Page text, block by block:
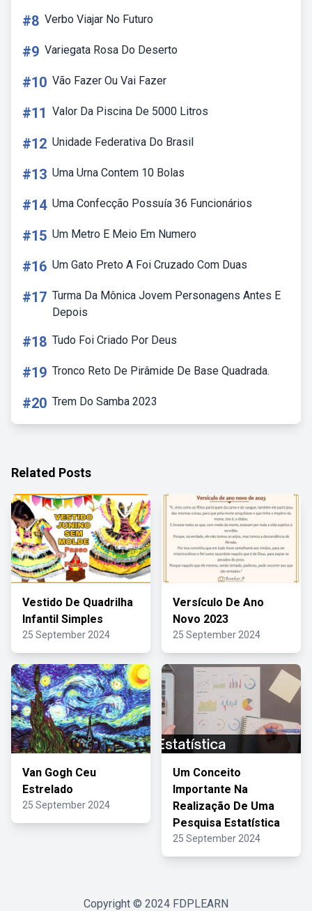
#8 Verbo Viajar No Futuro
#9 Variegata Rosa Do Deserto
#10 Vão Fazer Ou Vai Fazer
#11 Valor Da Piscina De 5000 Litros
#12 Unidade Federativa Do Brasil
#13 Uma Urna Contem 10 Bolas
#14 Uma Confecção Possuía 36 Funcionários
#15 Um Metro E Meio Em Numero
#16 Um Gato Preto A Foi Cruzado Com Duas
#17 Turma Da Mônica Jovem Personagens Antes E
Depois
#18 Tudo Foi Criado Por Deus
#19 Tronco Reto De Pirâmide De Base Quadrada.
#20 Trem Do Samba 2023
Related Posts
Vestido De Quadrilha
Infantil Simples
25 September 2024
Versículo De Ano
Novo 2023
25 September 2024
Van Gogh Ceu
Estrelado
25 September 2024
Um Conceito
Importante Na
Realização De Uma
Pesquisa Estatística
25 September 2024
Copyright © 2024 FDPLEARN